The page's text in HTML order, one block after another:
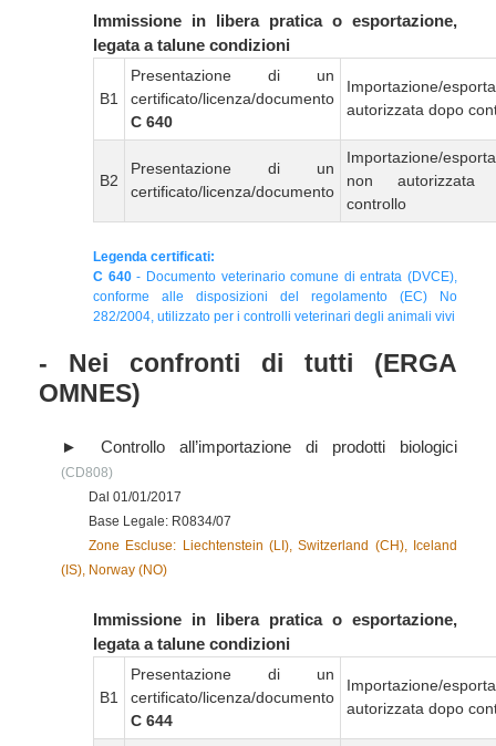
Immissione in libera pratica o esportazione,
legata a talune condizioni
B1
Presentazione di un
certificato/licenza/documento
C 640
Importazione/
autorizzata dopo
B2
Presentazione di un
certificato/licenza/documento
Importazione/
non autorizzata
controllo
Legenda certificati:
C 640- Documento veterinario comune di entrata (DVCE),
conforme alle disposizioni del regolamento (EC) No
282/2004, utilizzato per i controlli veterinari degli animali vivi
- Nei confronti di tutti (ERGA
OMNES)
Controllo all’importazione di prodotti biologici
(CD808)
Dal 01/01/2017
Base Legale: R0834/07
Zone Escluse: Liechtenstein (LI), Switzerland (CH), Iceland
(IS), Norway (NO)
Immissione in libera pratica o esportazione,
legata a talune condizioni
B1
Presentazione di un
certificato/licenza/documento
C 644
Importazione/
autorizzata dopo